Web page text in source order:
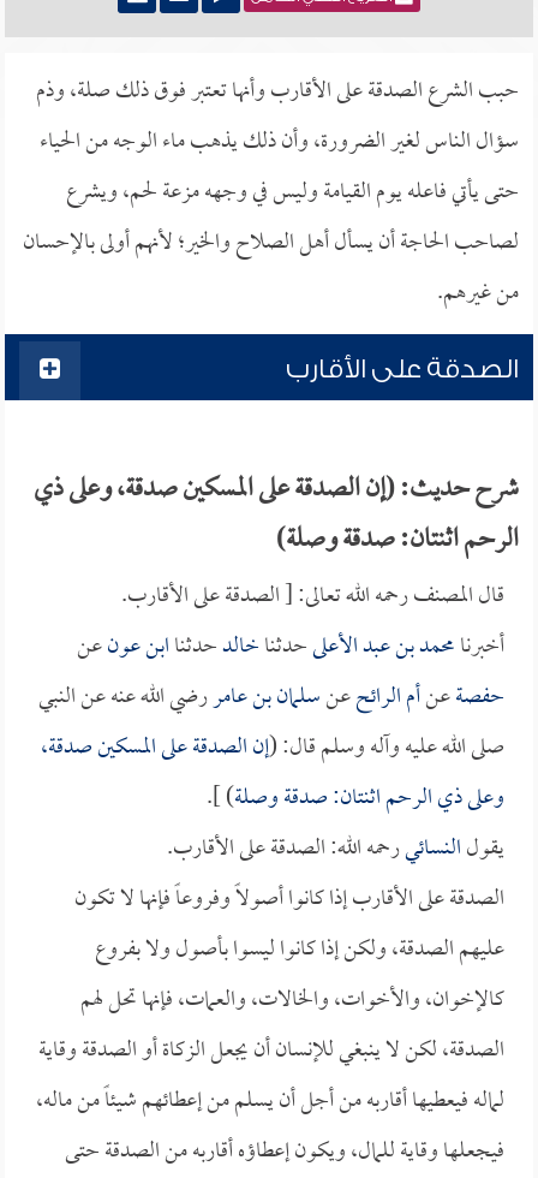
حبب الشرع الصدقة على الأقارب وأنها تعتبر فوق ذلك صلة، وذم
سؤال الناس لغير الضرورة، وأن ذلك يذهب ماء الوجه من الحياء
حتى يأتي فاعله يوم القيامة وليس في وجهه مزعة لحم، ويشرع
لصاحب الحاجة أن يسأل أهل الصلاح والخير؛ لأنهم أولى بالإحسان
من غيرهم.
الصدقة على الأقارب
شرح حديث: (إن الصدقة على المسكين صدقة، وعلى ذي
الرحم اثنتان: صدقة وصلة)
قال المصنف رحمه الله تعالى: [ الصدقة على الأقارب.
أخبرنامحمد بن عبد الأعلىحدثناخالدحدثناابن عونعن
حفصةعنأم الرائحعنسلمان بن عامررضي الله عنه عن النبي
صلى الله عليه وآله وسلم قال: (إن الصدقة على المسكين صدقة،
وعلى ذي الرحم اثنتان: صدقة وصلة) ].
يقولالنسائيرحمه الله: الصدقة على الأقارب.
الصدقة على الأقارب إذا كانوا أصولاً وفروعاً فإنها لا تكون
عليهم الصدقة، ولكن إذا كانوا ليسوا بأصول ولا بفروع
كالإخوان، والأخوات، والخالات، والعمات، فإنها تحل لهم
الصدقة، لكن لا ينبغي للإنسان أن يجعل الزكاة أو الصدقة وقاية
لماله فيعطيها أقاربه من أجل أن يسلم من إعطائهم شيئاً من ماله،
فيجعلها وقاية للمال، ويكون إعطاؤه أقاربه من الصدقة حتى